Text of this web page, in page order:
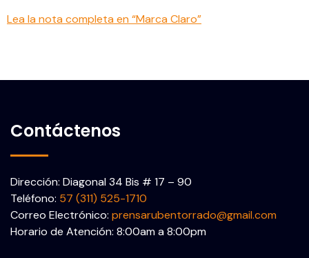
Lea la nota completa en “Marca Claro”
Contáctenos
Dirección: Diagonal 34 Bis # 17 – 90
Teléfono: 57 (311) 525-1710
Correo Electrónico: prensarubentorrado@gmail.com
Horario de Atención: 8:00am a 8:00pm